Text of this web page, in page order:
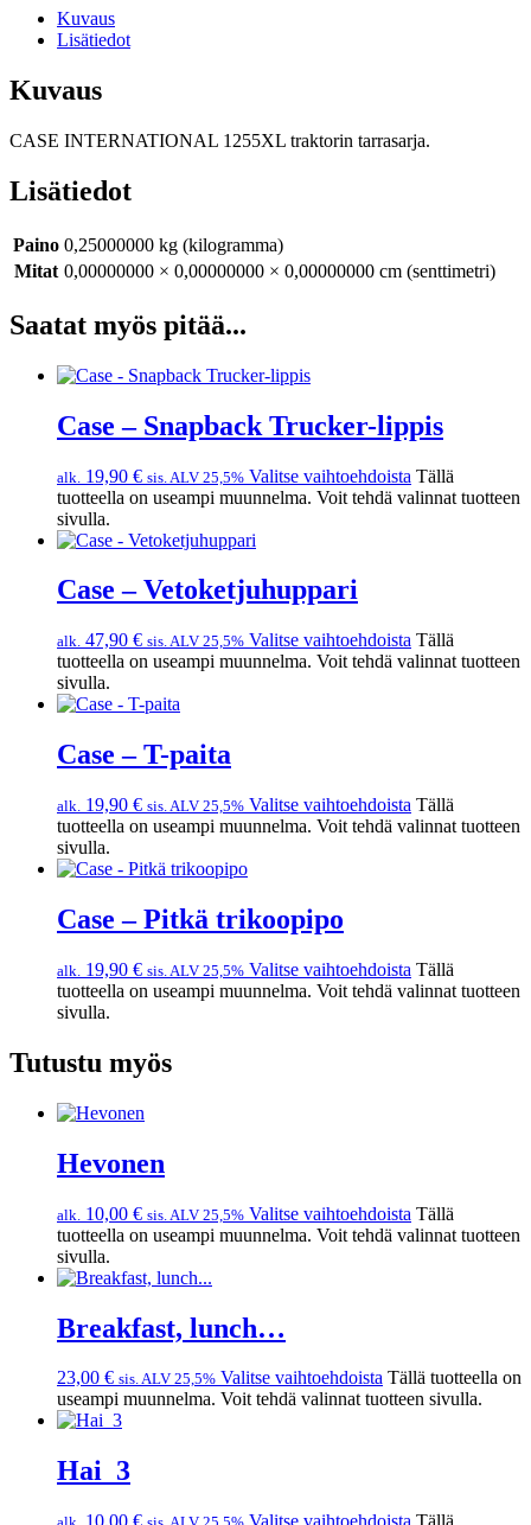
Kuvaus
Lisätiedot
Kuvaus
CASE INTERNATIONAL 1255XL traktorin tarrasarja.
Lisätiedot
Paino 0,25000000 kg (kilogramma)
Mitat 0,00000000 × 0,00000000 × 0,00000000 cm (senttimetri)
Saatat myös pitää...
Case – Snapback Trucker-lippis
alk. 19,90 € sis. ALV 25,5% Valitse vaihtoehdoista Tällä
tuotteella on useampi muunnelma. Voit tehdä valinnat tuotteen
sivulla.
Case – Vetoketjuhuppari
alk. 47,90 € sis. ALV 25,5% Valitse vaihtoehdoista Tällä
tuotteella on useampi muunnelma. Voit tehdä valinnat tuotteen
sivulla.
Case – T-paita
alk. 19,90 € sis. ALV 25,5% Valitse vaihtoehdoista Tällä
tuotteella on useampi muunnelma. Voit tehdä valinnat tuotteen
sivulla.
Case – Pitkä trikoopipo
alk. 19,90 € sis. ALV 25,5% Valitse vaihtoehdoista Tällä
tuotteella on useampi muunnelma. Voit tehdä valinnat tuotteen
sivulla.
Tutustu myös
Hevonen
alk. 10,00 € sis. ALV 25,5% Valitse vaihtoehdoista Tällä
tuotteella on useampi muunnelma. Voit tehdä valinnat tuotteen
sivulla.
Breakfast, lunch…
23,00 € sis. ALV 25,5% Valitse vaihtoehdoista Tällä tuotteella on
useampi muunnelma. Voit tehdä valinnat tuotteen sivulla.
Hai_3